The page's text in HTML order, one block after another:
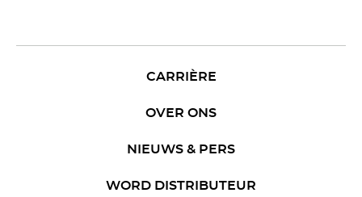
CARRIÈRE
OVER ONS
NIEUWS & PERS
WORD DISTRIBUTEUR